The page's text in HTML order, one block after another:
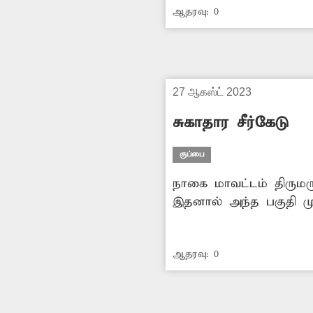
குப்பைகள்
ஆதரவு: 0
27 ஆகஸ்ட் 2023
சுகாதார சீர்கேடு
குப்பை
நாகை மாவட்டம் திருமருகல் அண்ணாமலை நகர் பகுதியில் குப்பைகள், கழிவுகள்
இதனால் அந்த பகுதி
மூக்கை மூடியபடி
ஏற்பட்டு தொற்று
பகுதியில் குவிந்து
ஆதரவு: 0